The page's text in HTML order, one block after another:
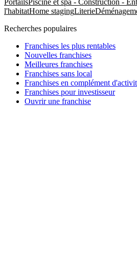
l'habitatHome stagingLiterie
Recherches populaires
Franchises les plus rentables
Nouvelles franchises
Meilleures franchises
Franchises sans local
Franchises en complément
Franchises pour investisseur
Ouvrir une franchise